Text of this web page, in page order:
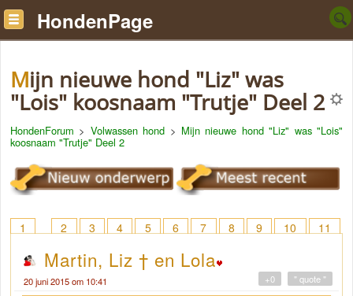
HondenPage
Mijn nieuwe hond "Liz" was
"Lois" koosnaam "Trutje" Deel 2
HondenForum > Volwassen hond > Mijn nieuwe hond "Liz" was "Lois"
koosnaam "Trutje" Deel 2
1 2 3 4 5 6 7 8 9 10
11
Martin, Liz † en Lola
20 juni 2015 om 10:41 " quote "
+0